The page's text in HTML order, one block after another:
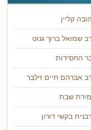
קליין
שמואל ברוך גנוט
החסידות
אברהם חיים זילבר
שבת
בקשי דורון